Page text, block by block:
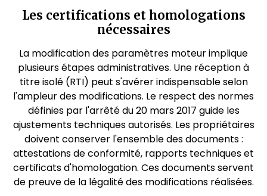
Les certifications et homologations
nécessaires
La modification des paramètres moteur implique
plusieurs étapes administratives. Une réception à
titre isolé (RTI) peut s'avérer indispensable selon
l'ampleur des modifications. Le respect des normes
définies par l'arrêté du 20 mars 2017 guide les
ajustements techniques autorisés. Les propriétaires
doivent conserver l'ensemble des documents :
attestations de conformité, rapports techniques et
certificats d'homologation. Ces documents servent
de preuve de la légalité des modifications réalisées.